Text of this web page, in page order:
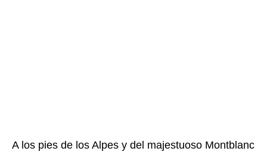
A los pies de los Alpes y del majestuoso Montblanc